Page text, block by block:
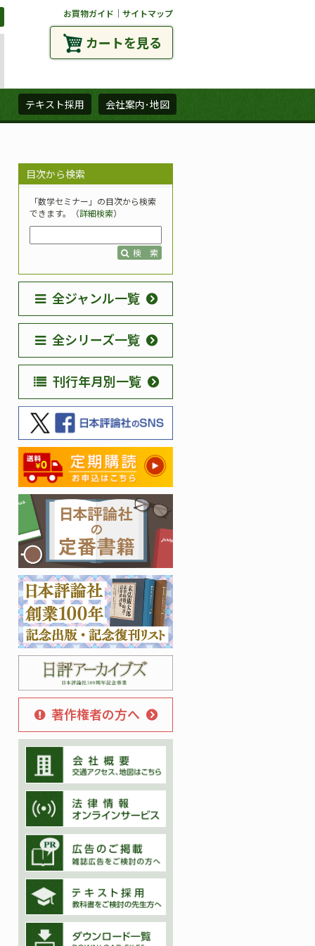
お買物ガイド ｜ サイトマップ
カートを見る
テキスト採用 会社案内･地図
目次から検索
「数学セミナー」の目次から検索
できます。（詳細検索）
検 索
全ジャンル一覧
全シリーズ一覧
刊行年月別一覧
著作権者の方へ